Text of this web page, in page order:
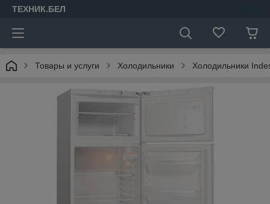
ТЕХНИК.БЕЛ
Товары и услуги Холодильники Холодильники